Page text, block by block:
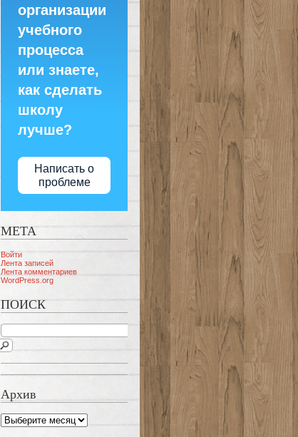
организации
учебного
процесса
или знаете,
как сделать
школу
лучше?
Написать о
проблеме
МЕТА
Войти
Лента записей
Лента комментариев
WordPress.org
ПОИСК
Архив
Архив